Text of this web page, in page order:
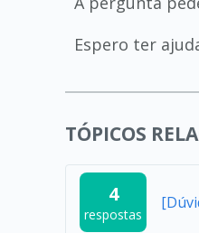
Espero ter
TÓPICOS
4
respostas